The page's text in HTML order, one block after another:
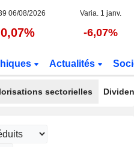
06/08/2026 Varia. 1 janv.
-6,07%
Actualités
sectorielles